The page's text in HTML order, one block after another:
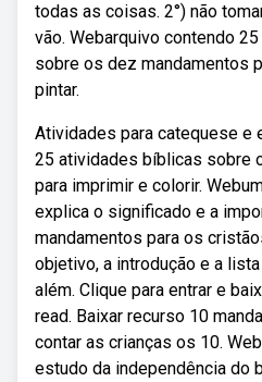
todas as coisas. 2°) não
vão. Webarquivo contendo
sobre os dez mandamentos
pintar.
Atividades para catequese e
25 atividades bíblicas sobre
para imprimir e colorir.
explica o significado e a
mandamentos para os
objetivo, a introdução e a
além. Clique para entrar e
read. Baixar recurso 10
contar as crianças os 10.
estudo da independência do